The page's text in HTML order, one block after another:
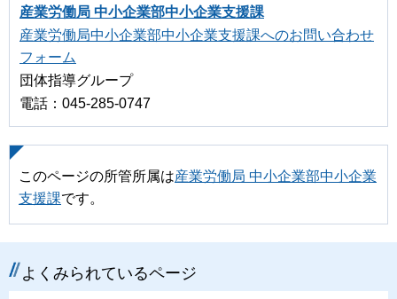
産業労働局 中小企業部中小企業支援課
産業労働局中小企業部中小企業支援課へのお問い合わせ
フォーム
団体指導グループ
電話：045-285-0747
このページの所管所属は産業労働局 中小企業部中小企業
支援課です。
よくみられているページ